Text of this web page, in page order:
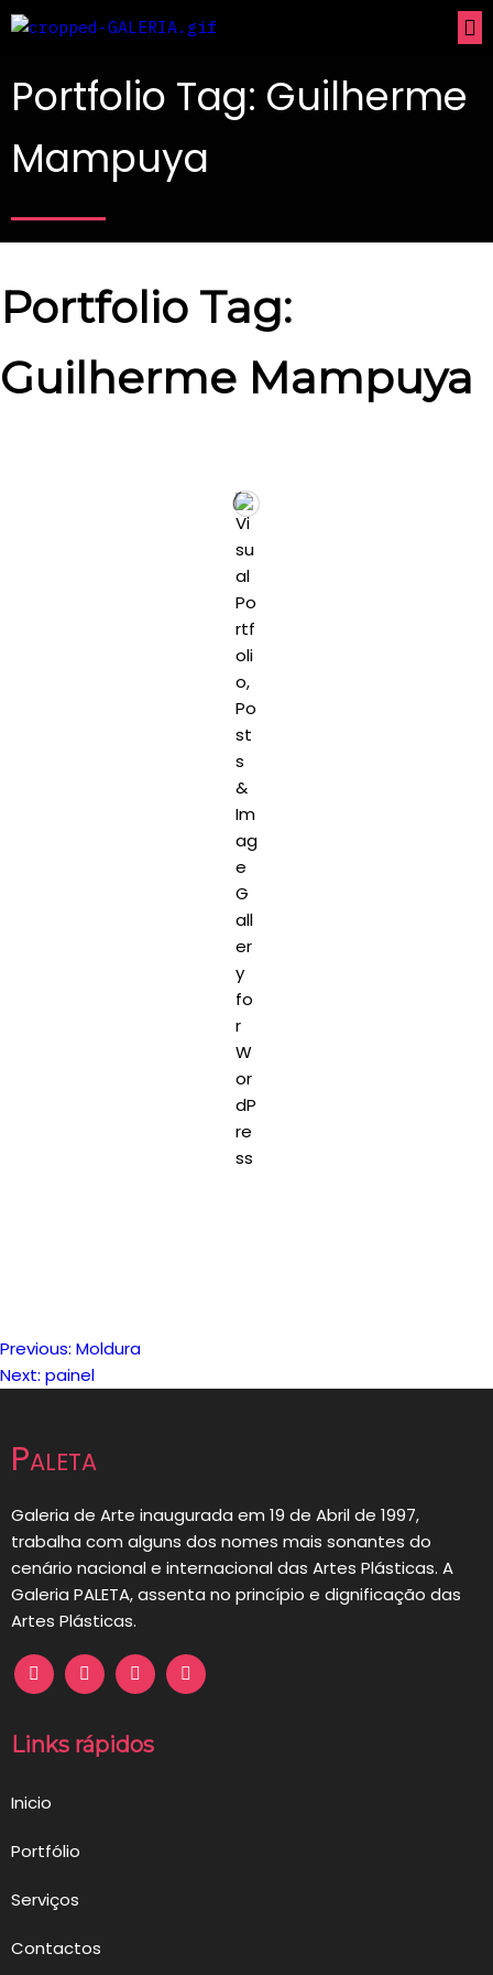
Portfolio Tag: Guilherme
Mampuya
Portfolio Tag:
Guilherme Mampuya
Navegação
artigos
Previous: Moldura
Next: painel
Paleta
Galeria de Arte inaugurada em 19 de Abril de 1997,
trabalha com alguns dos nomes mais sonantes do
cenário nacional e internacional das Artes Plásticas. A
Galeria PALETA, assenta no princípio e dignificação das
Artes Plásticas.
Links rápidos
Inicio
Portfólio
Serviços
Contactos